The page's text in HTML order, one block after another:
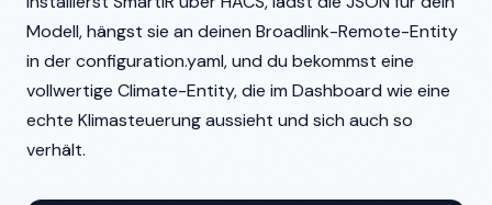
Modell, hängst sie an deinen Broadlink-Remote-Entity
in der configuration.yaml, und du bekommst eine
vollwertige Climate-Entity, die im Dashboard wie eine
echte Klimasteuerung aussieht und sich auch so
verhält.